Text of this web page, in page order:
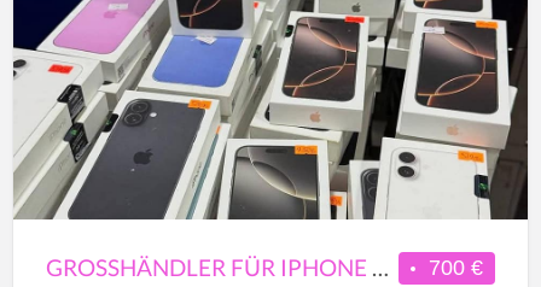
iPhone
16/15/14/13
Max
(UK,
USA,
EU,
Hongkong)
700 €
GROSSHÄNDLER FÜR IPHONE 16/15/14/13 PRO MAX (UK, USA, EU, HONGKONG)